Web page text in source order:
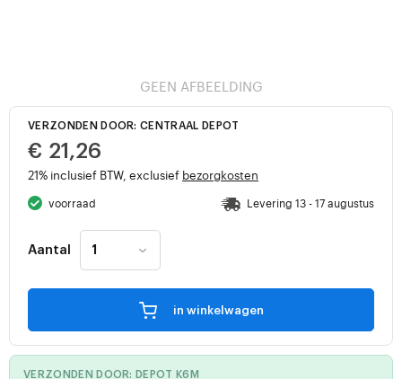
GEEN AFBEELDING
VERZONDEN DOOR: CENTRAAL DEPOT
€ 21,26
21% inclusief BTW, exclusief bezorgkosten
voorraad Levering 13 - 17 augustus
Aantal
in winkelwagen
VERZONDEN DOOR: DEPOT K6M